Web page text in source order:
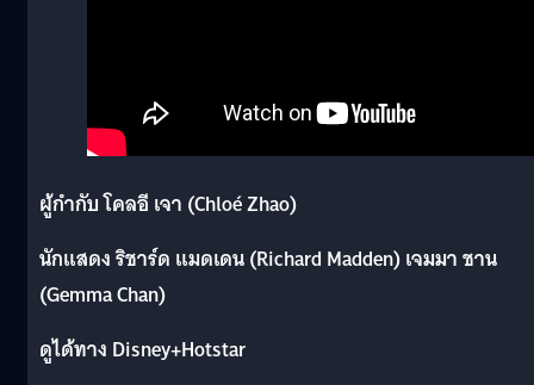
ผู้กำกับ โคลอี เจา (Chloé Zhao)
นักแสดง ริชาร์ด แมดเดน (Richard Madden) เจมมา ชาน
(Gemma Chan)
ดูได้ทาง Disney+Hotstar